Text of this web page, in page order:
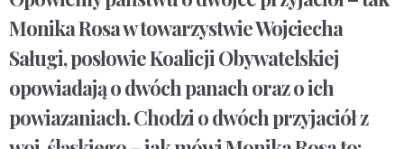
Monika Rosa w towarzystwie Wojciecha
Saługi, posłowie Koalicji Obywatelskiej
opowiadają o dwóch panach oraz o ich
powiazaniach. Chodzi o dwóch przyjaciół z